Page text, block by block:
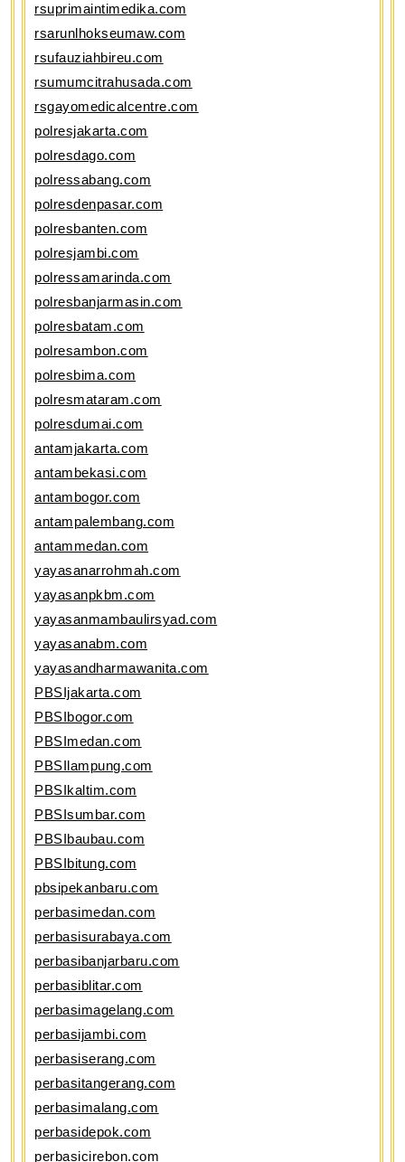
rsuprimaintimedika.com
rsarunlhokseumaw.com
rsufauziahbireu.com
rsumumcitrahusada.com
rsgayomedicalcentre.com
polresjakarta.com
polresdago.com
polressabang.com
polresdenpasar.com
polresbanten.com
polresjambi.com
polressamarinda.com
polresbanjarmasin.com
polresbatam.com
polresambon.com
polresbima.com
polresmataram.com
polresdumai.com
antamjakarta.com
antambekasi.com
antambogor.com
antampalembang.com
antammedan.com
yayasanarrohmah.com
yayasanpkbm.com
yayasanmambaulirsyad.com
yayasanabm.com
yayasandharmawanita.com
PBSIjakarta.com
PBSIbogor.com
PBSImedan.com
PBSIlampung.com
PBSIkaltim.com
PBSIsumbar.com
PBSIbaubau.com
PBSIbitung.com
pbsipekanbaru.com
perbasimedan.com
perbasisurabaya.com
perbasibanjarbaru.com
perbasiblitar.com
perbasimagelang.com
perbasijambi.com
perbasiserang.com
perbasitangerang.com
perbasimalang.com
perbasidepok.com
perbasicirebon.com